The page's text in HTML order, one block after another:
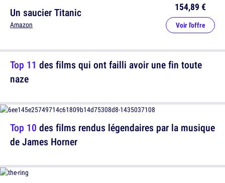
Un saucier Titanic
Amazon
154,89 €
Voir l'offre
Top 10 des films rendus légendaires par la musique
de James Horner
Top 11 des films qui ont failli avoir une fin toute
naze